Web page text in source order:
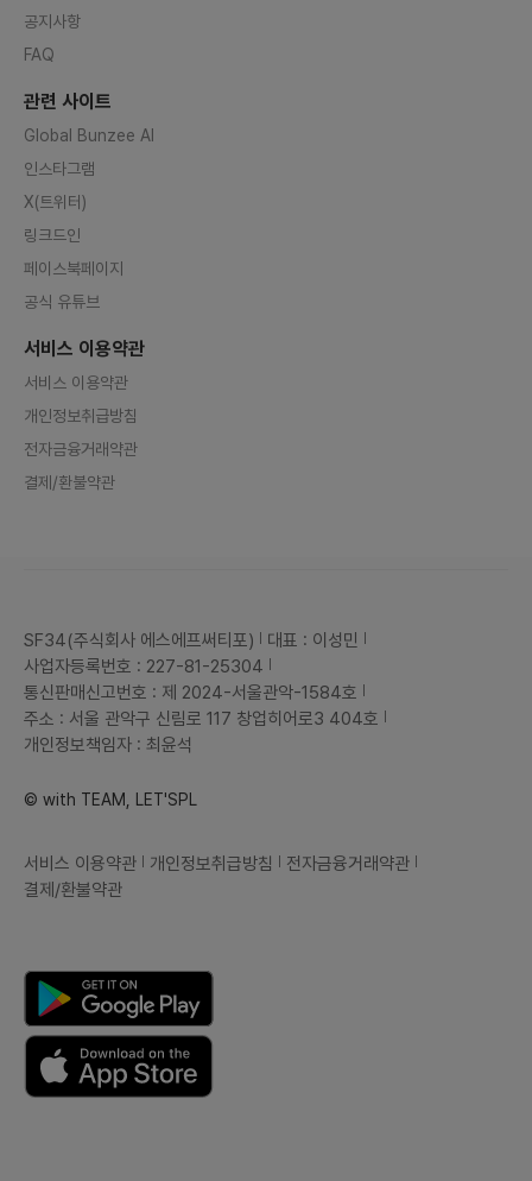
공지사항
FAQ
관련 사이트
Global Bunzee AI
인스타그램
X(트위터)
링크드인
페이스북페이지
공식 유튜브
서비스 이용약관
서비스 이용약관
개인정보취급방침
전자금융거래약관
결제/환불약관
SF34(주식회사 에스에프써티포)
대표 : 이성민
사업자등록번호 : 227-81-25304
통신판매신고번호 : 제 2024-서울관악-1584호
주소 : 서울 관악구 신림로 117 창업히어로3 404호
개인정보책임자 : 최윤석
© with TEAM, LET'SPL
서비스 이용약관 개인정보취급방침
전자금융거래약관
결제/환불약관